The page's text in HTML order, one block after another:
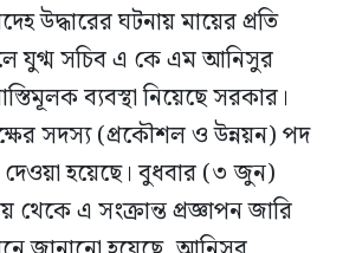
উদ্ধারের ঘটনায় মায়ের প্রতি
যুগ্ম সচিব এ কে এম আনিসুর
ব্যবস্থা নিয়েছে সরকার।
সদস্য (প্রকৌশল ও উন্নয়ন) পদ
হয়েছে। বুধবার (৩ জুন)
থেকে এ সংক্রান্ত প্রজ্ঞাপন জারি